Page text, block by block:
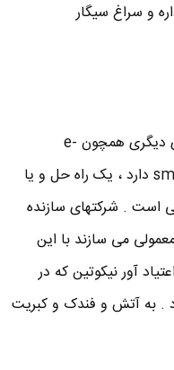
و سراغ سیگار
سیگار الکترونیکی که در انگلیسی نامهای دیگری همچون e-
cigarettes و smokeless cigarettes دارد ، یک راه حل و یا
است . شرکتهای سازنده
می سازند با این
آور نیکوتین که در
. به آتش و فندک و کبریت